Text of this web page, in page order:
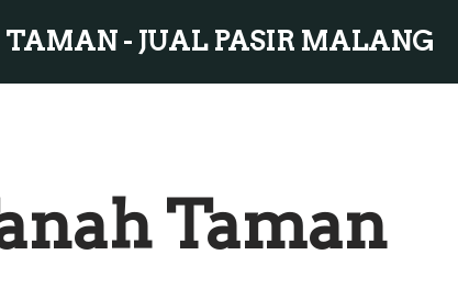
- JUAL PASIR MALANG
Taman